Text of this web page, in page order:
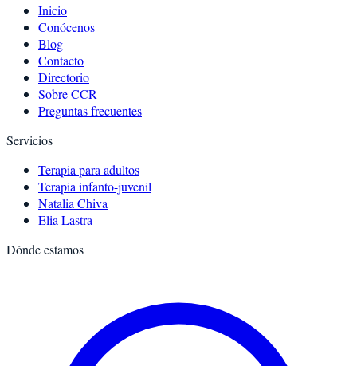
Inicio
Conócenos
Blog
Contacto
Directorio
Sobre CCR
Preguntas frecuentes
Servicios
Terapia para adultos
Terapia infanto-juvenil
Natalia Chiva
Elia Lastra
Dónde estamos